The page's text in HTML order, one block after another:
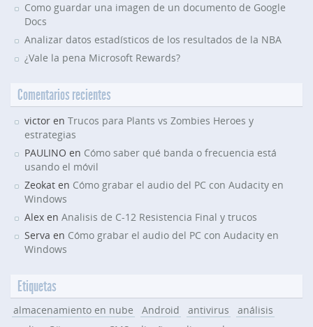
Como guardar una imagen de un documento de Google
Docs
Analizar datos estadísticos de los resultados de la NBA
¿Vale la pena Microsoft Rewards?
Comentarios recientes
victor en Trucos para Plants vs Zombies Heroes y
estrategias
PAULINO en Cómo saber qué banda o frecuencia está
usando el móvil
Zeokat en Cómo grabar el audio del PC con Audacity en
Windows
Alex en Analisis de C-12 Resistencia Final y trucos
Serva en Cómo grabar el audio del PC con Audacity en
Windows
Etiquetas
almacenamiento en nube Android antivirus
análisis